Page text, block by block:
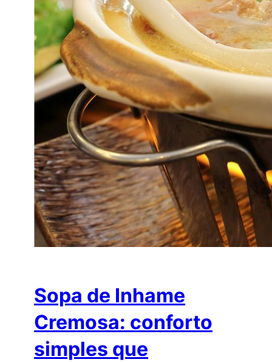
Sopa de Inhame
Cremosa: conforto
simples que